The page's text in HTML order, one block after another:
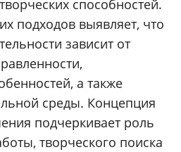
способностей.
подходов выявляет, что
зависит от
а также
среды. Концепция
подчеркивает роль
творческого поиска